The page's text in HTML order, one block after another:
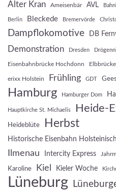
Alter Kran Ameisenbär AVL
Berlin Bleckede Bremervörde
Dampflokomotive DB
Demonstration Dresden
Eisenbahnbrücke Hochdonn
erixx Holstein Frühling GDT
Hamburg Hamburger Dom
Hauptkirche St. Michaelis Heide-
Heideblüte Herbst
Historische Eisenbahn
Ilmenau Intercity Express
Karoline Kiel Kieler Woche
Lüneburg